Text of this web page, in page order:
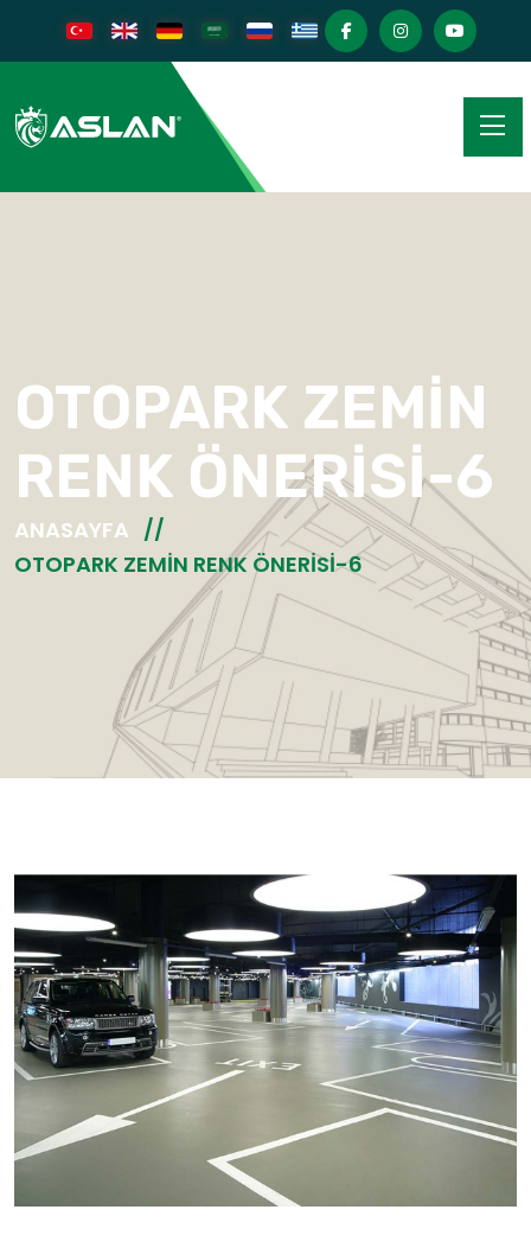
OTOPARK ZEMIN
RENK ÖNERISI-6
ANASAYFA
OTOPARK ZEMIN RENK ÖNERISI-6